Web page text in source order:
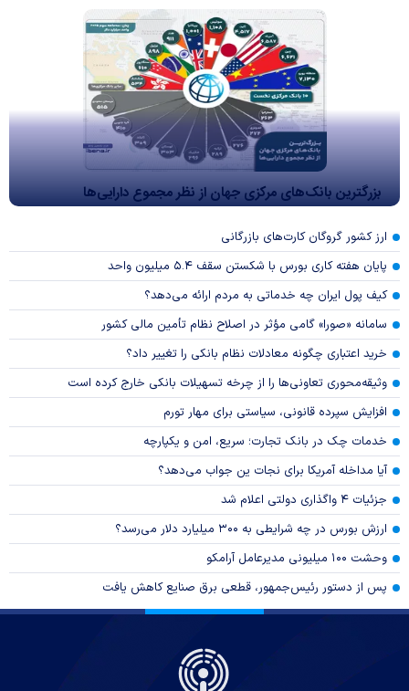
بزرگترین بانک‌های مرکزی جهان از نظر مجموع دارایی‌ها
ارز کشور گروگان کارت‌های بازرگانی
پایان هفته کاری بورس با شکستن سقف ۵.۴ میلیون واحد
کیف پول ایران چه خدماتی به مردم ارائه می‌دهد؟
سامانه «صورا» گامی مؤثر در اصلاح نظام تأمین مالی کشور
خرید اعتباری چگونه معادلات نظام بانکی را تغییر داد؟
وثیقه‌محوری تعاونی‌ها را از چرخه تسهیلات بانکی خارج کرده است
افزایش سپرده قانونی، سیاستی برای مهار تورم
خدمات چک در بانک تجارت؛ سریع، امن و یکپارچه
آیا مداخله آمریکا برای نجات ین جواب می‌دهد؟
جزئیات ۴ واگذاری دولتی اعلام شد
ارزش بورس در چه شرایطی به ۳۰۰ میلیارد دلار می‌رسد؟
وحشت ۱۰۰ میلیونی مدیرعامل آرامکو
پس از دستور رئیس‌جمهور، قطعی برق صنایع کاهش یافت